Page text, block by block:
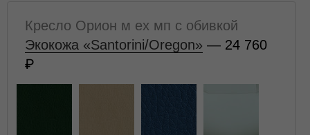
Кресло Орион м ех мп с обивкой
Экокожа «Santorini/Oregon» — 24 760